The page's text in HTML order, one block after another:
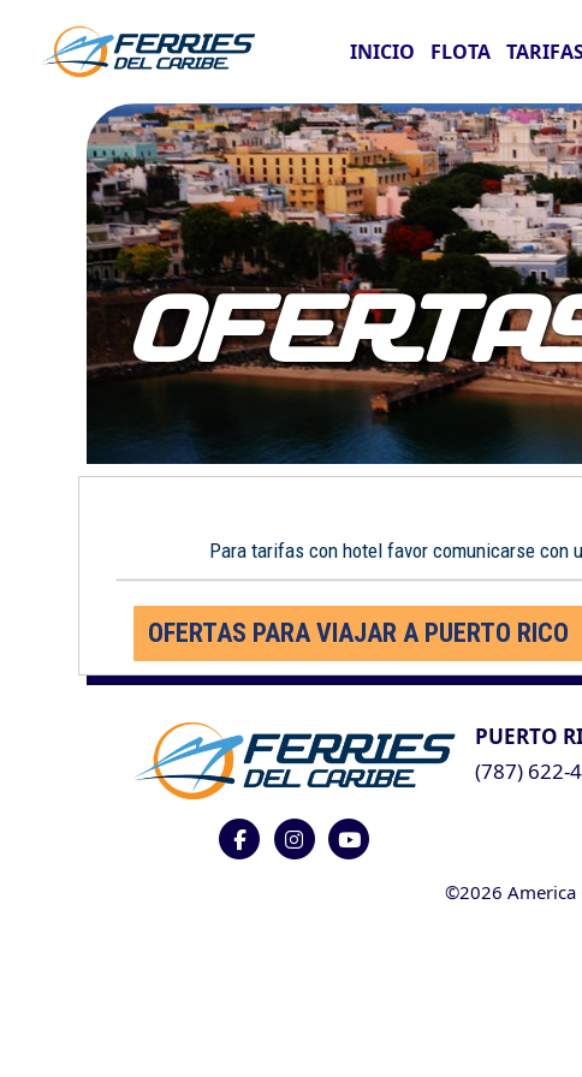
INICIO FLOTA
Para tarifas con hotel favor comunicarse con
OFERTAS PARA VIAJAR A PUERTO RICO
PUERTO
(787) 622-
©2026 America